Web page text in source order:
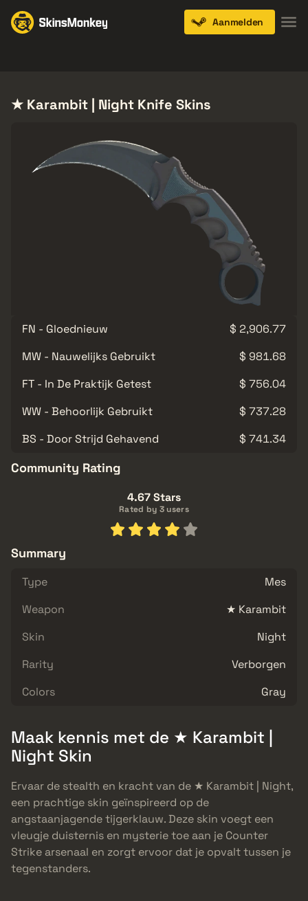
Aanmelden
★ Karambit | Night Knife Skins
FN - Gloednieuw
$ 2,906.77
MW - Nauwelijks Gebruikt
$ 981.68
FT - In De Praktijk Getest
$ 756.04
WW - Behoorlijk Gebruikt
$ 737.28
BS - Door Strijd Gehavend
$ 741.34
Community Rating
4.67 Stars
Rated by 3 users
Summary
Type
Mes
Weapon
★ Karambit
Skin
Night
Rarity
Verborgen
Colors
Gray
Maak kennis met de ★ Karambit |
Night Skin
Ervaar de stealth en kracht van de ★ Karambit | Night,
een prachtige skin geïnspireerd op de
angstaanjagende tijgerklauw. Deze skin voegt een
vleugje duisternis en mysterie toe aan je Counter
Strike arsenaal en zorgt ervoor dat je opvalt tussen je
tegenstanders.